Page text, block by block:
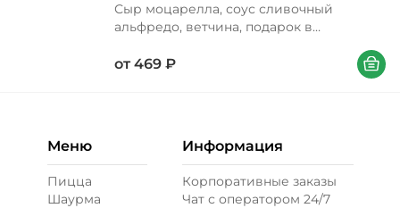
Сыр моцарелла, соус сливочный
альфредо, ветчина, подарок в
от 469 ₽ В
Меню
Пицца
Шаурма
Информация
Корпоративные заказы
Чат с оператором 24/7